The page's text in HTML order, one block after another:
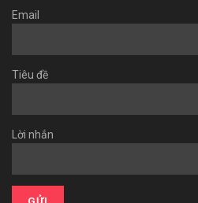
Email
Tiêu đề
Lời nhắn